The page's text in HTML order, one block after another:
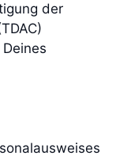
der